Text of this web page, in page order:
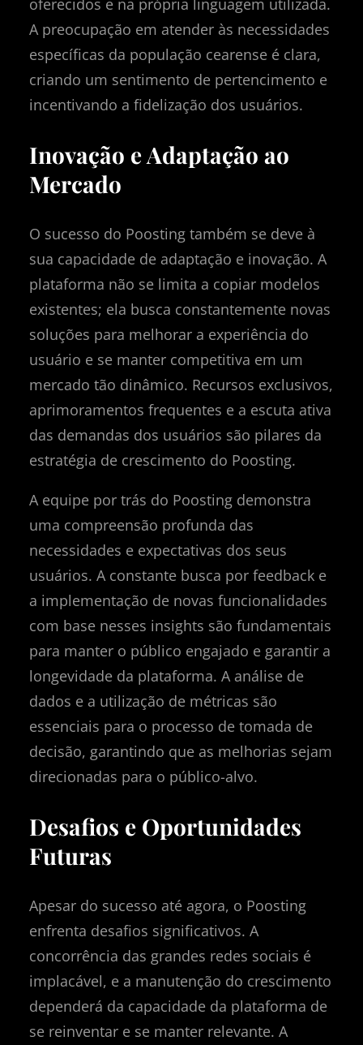
A preocupação em atender às necessidades
específicas da população cearense é clara,
criando um sentimento de pertencimento e
incentivando a fidelização dos usuários.
Inovação e Adaptação ao
Mercado
O sucesso do Poosting também se deve à
sua capacidade de adaptação e inovação. A
plataforma não se limita a copiar modelos
existentes; ela busca constantemente novas
soluções para melhorar a experiência do
usuário e se manter competitiva em um
mercado tão dinâmico. Recursos exclusivos,
aprimoramentos frequentes e a escuta ativa
das demandas dos usuários são pilares da
estratégia de crescimento do Poosting.
A equipe por trás do Poosting demonstra
uma compreensão profunda das
necessidades e expectativas dos seus
usuários. A constante busca por feedback e
a implementação de novas funcionalidades
com base nesses insights são fundamentais
para manter o público engajado e garantir a
longevidade da plataforma. A análise de
dados e a utilização de métricas são
essenciais para o processo de tomada de
decisão, garantindo que as melhorias sejam
direcionadas para o público-alvo.
Desafios e Oportunidades
Futuras
Apesar do sucesso até agora, o Poosting
enfrenta desafios significativos. A
concorrência das grandes redes sociais é
implacável, e a manutenção do crescimento
dependerá da capacidade da plataforma de
se reinventar e se manter relevante. A